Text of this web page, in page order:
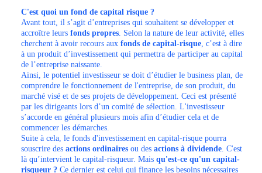
C'est quoi un fond de capital risque ?
Avant tout, il s’agit d’entreprises qui souhaitent se développer et
accroître leurs fonds propres. Selon la nature de leur activité, elles
cherchent à avoir recours aux fonds de capital-risque, c’est à dire
à un produit d’investissement qui permettra de participer au capital
de l’entreprise naissante.
Ainsi, le potentiel investisseur se doit d’étudier le business plan, de
comprendre le fonctionnement de l'entreprise, de son produit, du
marché visé et de ses projets de développement. Ceci est présenté
par les dirigeants lors d’un comité de sélection. L'investisseur
s’accorde en général plusieurs mois afin d’étudier cela et de
commencer les démarches.
Suite à cela, le fonds d'investissement en capital-risque pourra
souscrire des actions ordinaires ou des actions à dividende. C'est
là qu’intervient le capital-risqueur. Mais qu'est-ce qu'un capital-
risqueur ? Ce dernier est celui qui finance les besoins nécessaires